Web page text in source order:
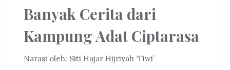
Banyak Cerita dari
Kampung Adat Ciptarasa
Narasi oleh: Siti Hajar Hijriyah ‘Tiwi’